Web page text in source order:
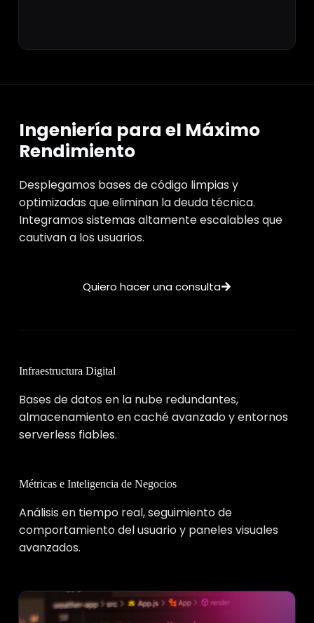
Ingeniería para el Máximo
Rendimiento
Desplegamos bases de código limpias y
optimizadas que eliminan la deuda técnica.
Integramos sistemas altamente escalables que
cautivan a los usuarios.
Quiero hacer una consulta
Infraestructura Digital
Bases de datos en la nube redundantes,
almacenamiento en caché avanzado y entornos
serverless fiables.
Métricas e Inteligencia de Negocios
Análisis en tiempo real, seguimiento de
comportamiento del usuario y paneles visuales
avanzados.